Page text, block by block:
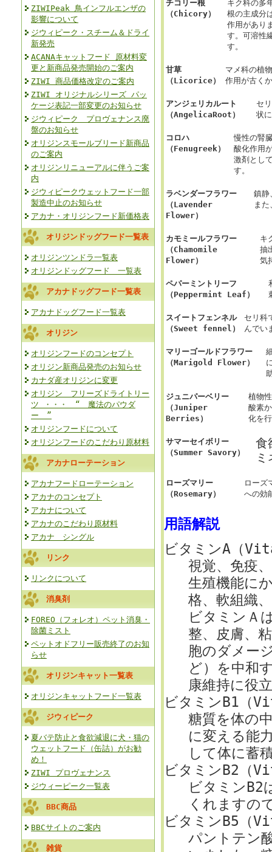
ZIWIPeak 鳥インフルエンザの
影響について
ジウィピーク・スチーム＆ドライ
新発売
ACANAキャットフード 原材料変
更と新商品発売開始のご案内
ZIWI 商品価格改定のご案内
ZIWI オリジナルシリーズ パッ
ケージ表記一部変更のお知らせ
ジウィピーク プロヴェナンス廃
盤のお知らせ
オリジンスモールブリード新商品
のご案内
オリジンリニューアルに伴うご案
内
ジウィピークウェットフード一部
製造中止のお知らせ
アカナ・オリジンフード新価格表
オリジンドッグフード一覧表
オリジンツンドラ一覧表
オリジンドッグフード 一覧表
アカナドッグフード一覧表
アカナドッグフード一覧表
オリジン
オリジンフードのコンセプト
オリジン新商品発売のお知らせ
カナダ産オリジンに変更
オリジン フリーズドライトリー
ツ ・・・ “ 魔法のパウダ
ー ”
オリジンフードについて
オリジンフードのこだわり原材料
アカナローテーション
アカナフードローテーション
アカナのコンセプト
アカナについて
アカナのこだわり原材料
アカナ シングル
リンク
リンクについて
消臭剤
FOREO（フォレオ）ペット消臭・
除菌ミスト
ペットオドフリー販売終了のお知
らせ
オリジンキャット一覧表
オリジンキャットフード一覧表
ジウィピーク
夏バテ防止と食欲減退に犬・猫の
ウェットフード（缶詰）がお勧
め！
ZIWI プロヴェナンス
ジウィーピーク一覧表
BBC商品
BBCサイトのご案内
雑貨
チコリー根
（Chicory）
キク科の多
根の主成分
作用があり
す。可溶性
す。
甘草
（Licorice）
マメ科の植
作用が古く
アンジェリカルート
（AngelicaRoot）
セ
状
コロハ
（Fenugreek）
慢性の腎
酸化作用
激剤とし
す。
ラベンダーフラワー
（Lavender
Flower）
鎮静
ま
カモミールフラワー
（Chamomile
Flower）
キ
抽
気
ペパーミントリーフ
（Peppermint Leaf）
スイートフェンネル
（Sweet fennel）
セリ科
んでい
マリーゴールドフラワー
（Marigold Flower）
ジュニパーベリー
（Juniper
Berries）
植物
酸素
化を
サマーセイボリー
（Summer Savory）
食
ローズマリー
（Rosemary）
ローズ
への効
用語解説
ビタミンA（
視覚、免疫
生殖機能に
格、軟組織
ビタミンＡ
整、皮膚、
胞のダメー
ど）を中和
康維持に役
ビタミンB1（
糖質を体の
に変える能
して体に蓄
ビタミンB2（
ビタミンB2
くれますの
ビタミンB5（
パントテン